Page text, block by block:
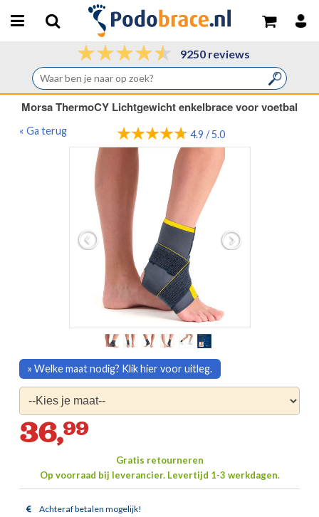
9250 reviews
Morsa ThermoCY Lichtgewicht enkelbrace voor voetbal
« Ga terug 4.9 / 5.0
36,99
Gratis retourneren
Op voorraad bij leverancier.Levertijd 1-3 werkdagen.
Achteraf betalen mogelijk!
» Welke maat nodig? Klik hier voor uitleg.